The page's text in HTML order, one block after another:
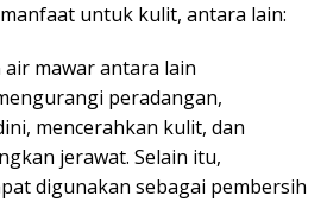
untuk kulit, antara lain:
mawar antara lain
peradangan,
mencerahkan kulit, dan
jerawat. Selain itu,
digunakan sebagai pembersih